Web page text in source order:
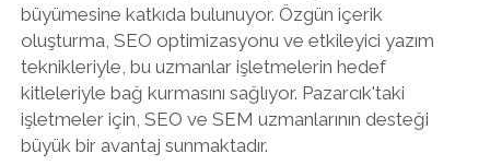
büyümesine katkıda bulunuyor. Özgün içerik
oluşturma, SEO optimizasyonu ve etkileyici yazım
teknikleriyle, bu uzmanlar işletmelerin hedef
kitleleriyle bağ kurmasını sağlıyor. Pazarcık'taki
işletmeler için, SEO ve SEM uzmanlarının desteği
büyük bir avantaj sunmaktadır.